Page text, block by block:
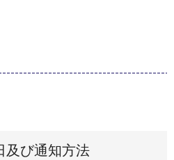
及び通知方法